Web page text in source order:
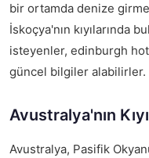
bir ortamda denize
İskoçya'nın kıyılarında
isteyenler, edinburgh
güncel bilgiler alabilirler.
Avustralya'nın
Avustralya, Pasifik